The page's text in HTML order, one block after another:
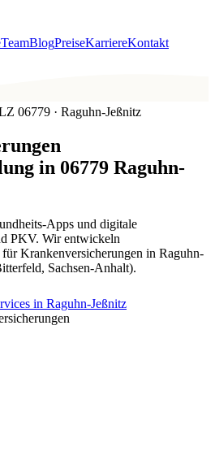
TeamBlogPreiseKarriereKontakt
06779 · Raguhn-Jeßnitz
in 06779 Raguhn-
Apps und digitale
PKV. Wir entwickeln
Krankenversicherungen in Raguhn-
Sachsen-Anhalt).
in Raguhn-Jeßnitz